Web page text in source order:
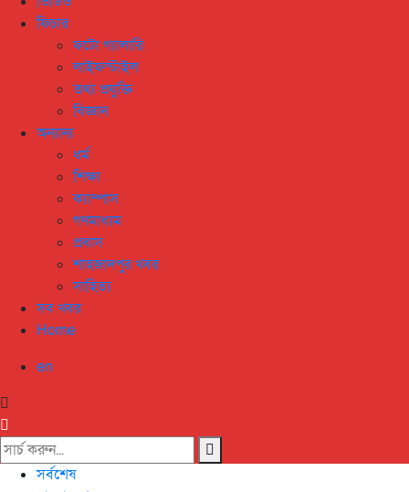
ফিচার
ফটো গ্যালারি
লাইফস্টাইল
তথ্য প্রযুক্তি
বিজ্ঞান
অন্যান্য
ধর্ম
শিক্ষা
ক্যাম্পাস
গণমাধ্যম
প্রবাস
শাহজাদপুর খবর
সাহিত্য
সব খবর
Home
en
সর্বশেষ